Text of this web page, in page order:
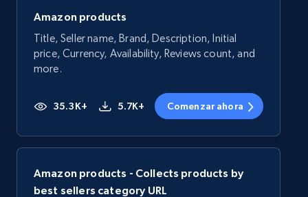
Amazon products
Title, Seller name, Brand, Description, Initial
price, Currency, Availability, Reviews count, and
more.
35.3K+ 5.7K+ Comenzar ahora
Amazon products - Collects products by
best sellers category URL